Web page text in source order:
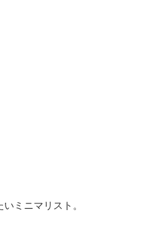
ミニマリスト。